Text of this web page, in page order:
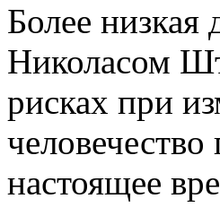
Более низкая
Николасом
рисках при
человечество
настоящее